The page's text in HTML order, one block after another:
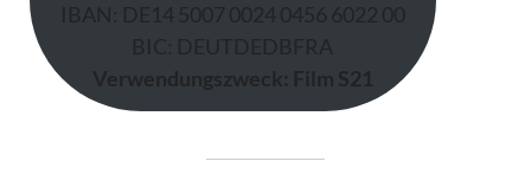
IBAN: DE14 5007 0024 0456 6022 00
BIC: DEUTDEDBFRA
Verwendungszweck: Film S21